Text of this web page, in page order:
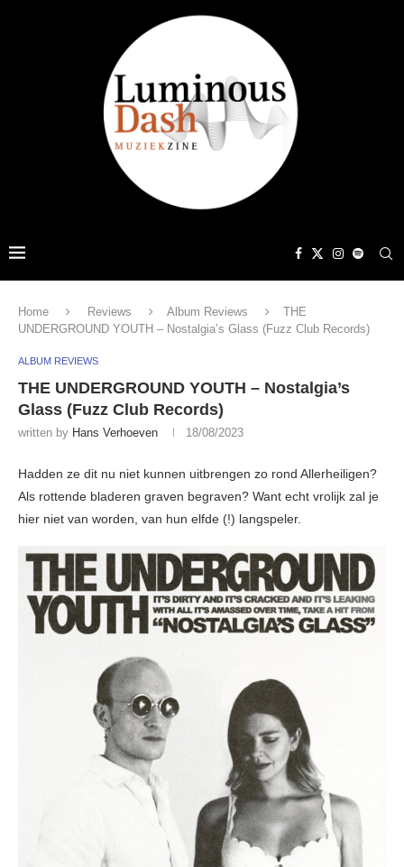
Home Reviews Album Reviews
THE
UNDERGROUND YOUTH – Nostalgia’s Glass (Fuzz Club Records)
ALBUM REVIEWS
THE UNDERGROUND YOUTH – Nostalgia’s
Glass (Fuzz Club Records)
written by Hans Verhoeven 18/08/2023
Hadden ze dit nu niet kunnen uitbrengen zo rond Allerheiligen?
Als rottende bladeren graven begraven? Want echt vrolijk zal je
hier niet van worden, van hun elfde (!) langspeler.